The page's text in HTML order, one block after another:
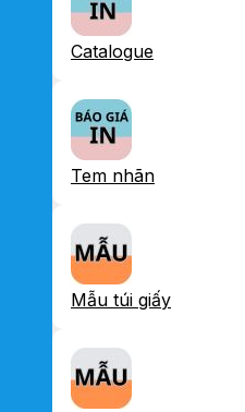
Catalogue
Tem nhãn
Mẫu túi giấy